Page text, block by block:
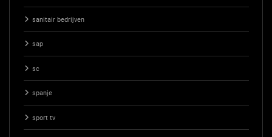
sanitair bedrijven
sap
sc
spanje
sport tv